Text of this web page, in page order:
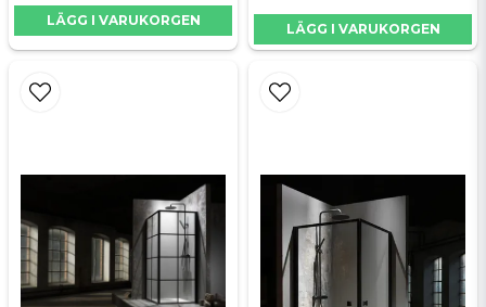
LÄGG I VARUKORGEN LÄGG I VARUKORGEN